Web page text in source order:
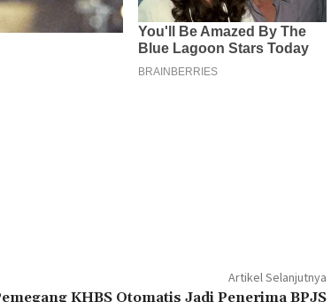
Artikel Selanjutnya
KHBS Otomatis Jadi Penerima BPJS